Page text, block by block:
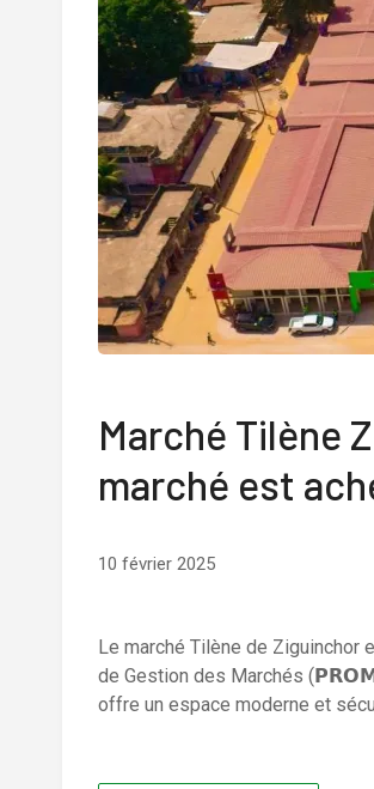
Marché Tilène
marché est
10 février 2025
Le marché Tilène de Ziguinchor
de Gestion des Marchés
offre un espace moderne et